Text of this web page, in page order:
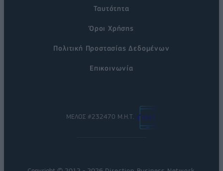
Ταυτότητα
Όροι Χρήσης
Πολιτική Προστασίας Δεδομένων
Επικοινωνία
ΜΕΛΟΣ #232470 Μ.Η.Τ.